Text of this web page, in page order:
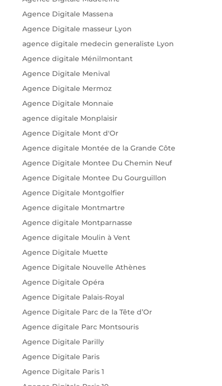
Agence Digitale Massena
Agence Digitale masseur Lyon
agence digitale medecin generaliste Lyon
Agence digitale Ménilmontant
Agence Digitale Menival
Agence Digitale Mermoz
Agence Digitale Monnaie
agence digitale Monplaisir
Agence Digitale Mont d'Or
Agence digitale Montée de la Grande Côte
Agence Digitale Montee Du Chemin Neuf
Agence Digitale Montee Du Gourguillon
Agence Digitale Montgolfier
Agence digitale Montmartre
Agence digitale Montparnasse
Agence digitale Moulin à Vent
Agence Digitale Muette
Agence Digitale Nouvelle Athènes
Agence Digitale Opéra
Agence Digitale Palais-Royal
Agence Digitale Parc de la Tête d’Or
Agence digitale Parc Montsouris
Agence Digitale Parilly
Agence Digitale Paris
Agence Digitale Paris 1